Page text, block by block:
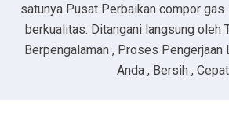
satunya Pusat Perbaikan compor
berkualitas. Ditangani langsung oleh
Berpengalaman , Proses
Anda , Bersih ,